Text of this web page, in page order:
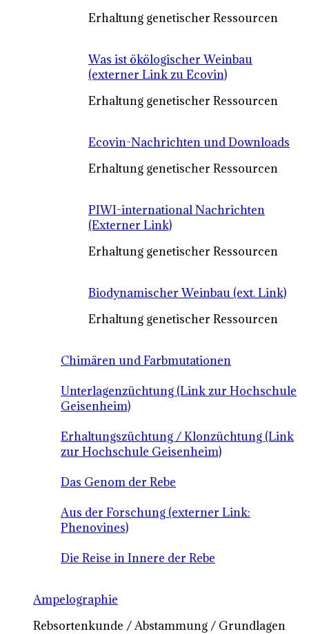
Erhaltung genetischer Ressourcen
Was ist ökölogischer Weinbau
(externer Link zu Ecovin)
Erhaltung genetischer Ressourcen
Ecovin-Nachrichten und Downloads
Erhaltung genetischer Ressourcen
PIWI-international Nachrichten
(Externer Link)
Erhaltung genetischer Ressourcen
Biodynamischer Weinbau (ext. Link)
Erhaltung genetischer Ressourcen
Chimären und Farbmutationen
Unterlagenzüchtung (Link zur Hochschule
Geisenheim)
Erhaltungszüchtung / Klonzüchtung (Link
zur Hochschule Geisenheim)
Das Genom der Rebe
Aus der Forschung (externer Link:
Phenovines)
Die Reise in Innere der Rebe
Ampelographie
Rebsortenkunde / Abstammung / Grundlagen